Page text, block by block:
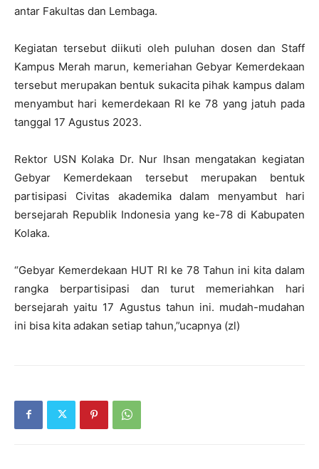
antar Fakultas dan Lembaga.
Kegiatan tersebut diikuti oleh puluhan dosen dan Staff
Kampus Merah marun, kemeriahan Gebyar Kemerdekaan
tersebut merupakan bentuk sukacita pihak kampus dalam
menyambut hari kemerdekaan RI ke 78 yang jatuh pada
tanggal 17 Agustus 2023.
Rektor USN Kolaka Dr. Nur Ihsan mengatakan kegiatan
Gebyar Kemerdekaan tersebut merupakan bentuk
partisipasi Civitas akademika dalam menyambut hari
bersejarah Republik Indonesia yang ke-78 di Kabupaten
Kolaka.
“Gebyar Kemerdekaan HUT RI ke 78 Tahun ini kita dalam
rangka berpartisipasi dan turut memeriahkan hari
bersejarah yaitu 17 Agustus tahun ini. mudah-mudahan
ini bisa kita adakan setiap tahun,”ucapnya (zl)